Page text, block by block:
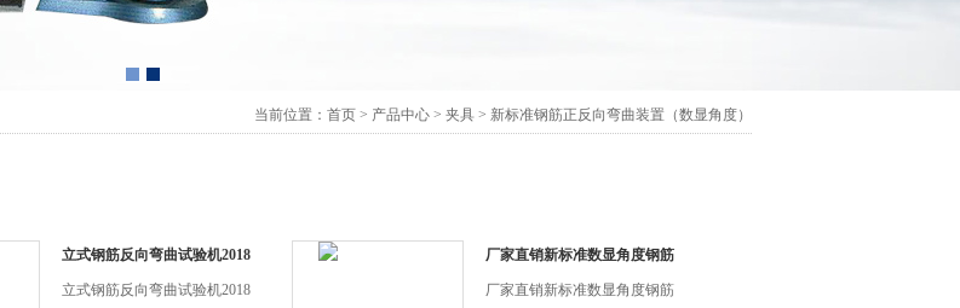
当前位置： 首页 > 产品中心 > 夹具 > 新标准钢筋正反向弯曲装置（数显角度）
立式钢筋反向弯曲试验机2018
新标准
立式钢筋反向弯曲试验机2018
厂家直销新标准数显角度钢筋
反向弯曲装置
厂家直销新标准数显角度钢筋